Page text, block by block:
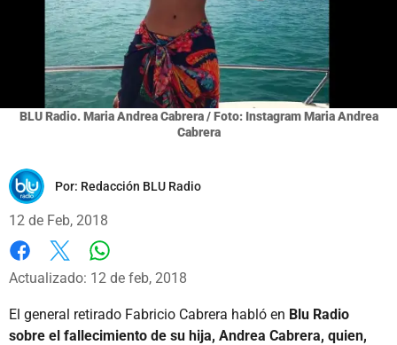
BLU Radio. Maria Andrea Cabrera / Foto: Instagram Maria Andrea
Cabrera
Por: Redacción BLU Radio
12 de Feb, 2018
Facebook
X
Actualizado: 12 de feb, 2018
El general retirado Fabricio Cabrera habló en Blu Radio
sobre el fallecimiento de su hija, Andrea Cabrera, quien,